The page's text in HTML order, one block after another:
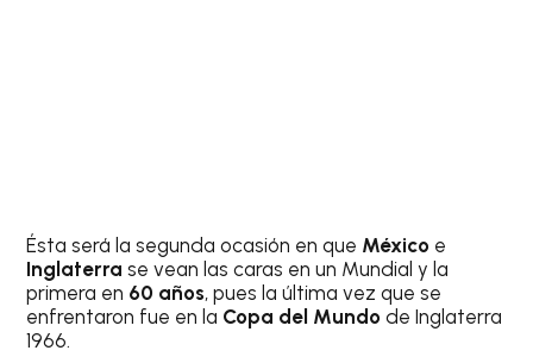
Ésta será la segunda ocasión en que México e
Inglaterra se vean las caras en un Mundial y la
primera en 60 años, pues la última vez que se
enfrentaron fue en la Copa del Mundo de Inglaterra
1966.